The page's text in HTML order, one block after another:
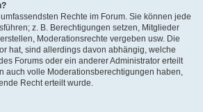
Rechte im Forum. Sie können jede
z. B. Berechtigungen setzen, Mitglieder
Moderationsrechte vergeben usw. Die
hat, sind allerdings davon abhängig, welche
Forums oder ein anderer Administrator erteilt
auch volle Moderationsberechtigungen haben,
Recht erteilt wurde.